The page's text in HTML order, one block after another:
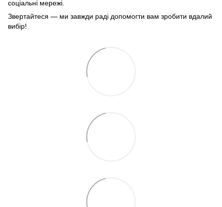
соціальні мережі.
Звертайтеся — ми завжди раді допомогти вам зробити вдалий
вибір!